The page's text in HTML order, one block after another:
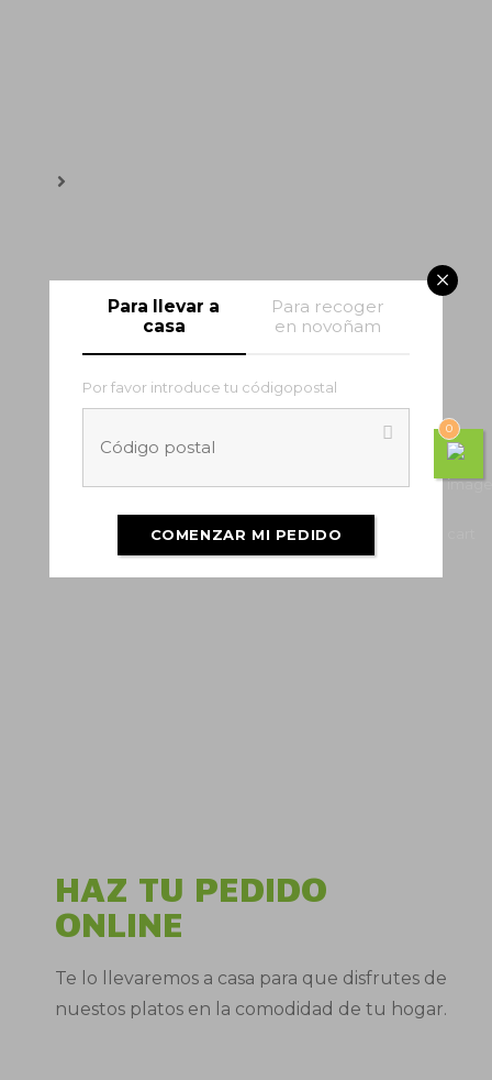
Postres
HAZ TU PEDIDO
ONLINE
Te lo llevaremos a casa para que disfrutes de
nuestos platos en la comodidad de tu hogar.
0
×
Para llevar a
casa
Para recoger
en novoñam
Por favor introduce tu códigopostal
COMENZAR MI PEDIDO